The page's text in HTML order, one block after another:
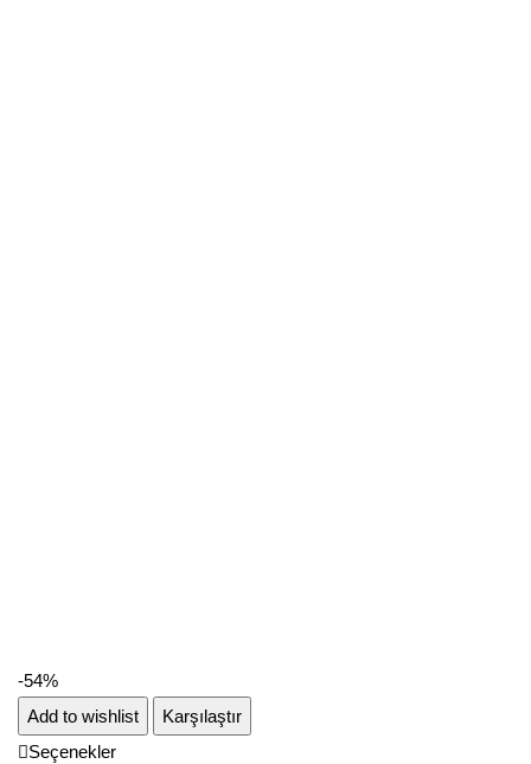
-54%
Add to wishlist
Karşılaştır
Seçenekler